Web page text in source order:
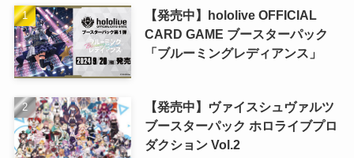
【発売中】hololive OFFICIAL
CARD GAME ブースターパック
「ブルーミングレディアンス」
【発売中】ヴァイスシュヴァルツ
ブースターパック ホロライブプロ
ダクション Vol.2